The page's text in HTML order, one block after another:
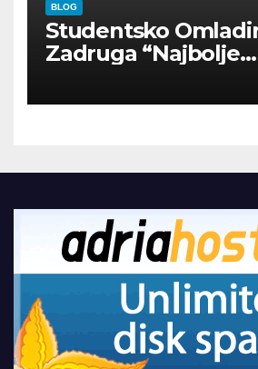
BLOG
Studentsko
Zadruga “Najbolje